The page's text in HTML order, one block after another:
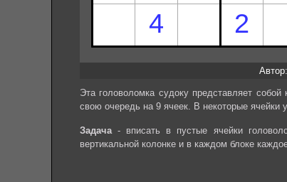
Эта головоломка судоку представляет
свою очередь на 9 ячеек. В некоторые ячейки
Задача- вписать в пустые ячейки
вертикальной колонке и в каждом блоке